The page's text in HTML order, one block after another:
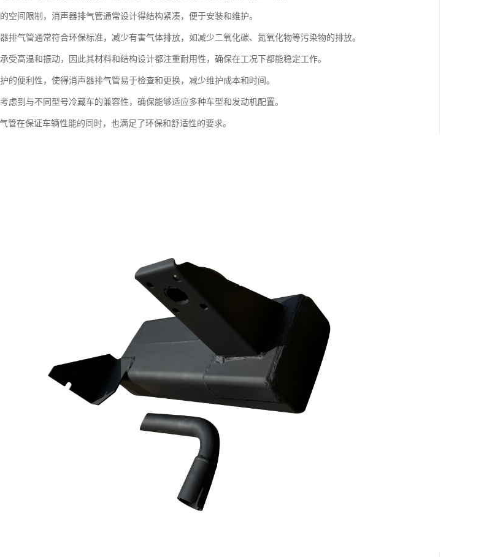
空间限制，消声器排气管通常设计得结构紧凑，便于安装和维护。
排气管通常符合环保标准，减少有害气体排放，如减少二氧化碳、氮氧化物等污染物的排放。
受高温和振动，因此其材料和结构设计都注重耐用性，确保在工况下都能稳定工作。
的便利性，使得消声器排气管易于检查和更换，减少维护成本和时间。
虑到与不同型号冷藏车的兼容性，确保能够适应多种车型和发动机配置。
管在保证车辆性能的同时，也满足了环保和舒适性的要求。